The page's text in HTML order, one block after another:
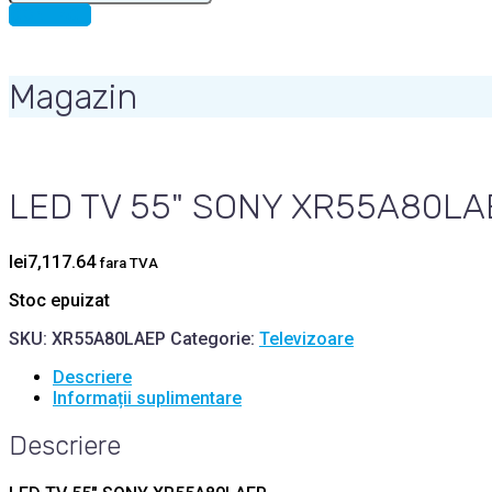
for:
Magazin
LED TV 55" SONY
lei7,117.64 fara TVA
Stoc epuizat
SKU: XR55A80LAEP Categorie: Televizoare
Descriere
Informații suplimentare
Descriere